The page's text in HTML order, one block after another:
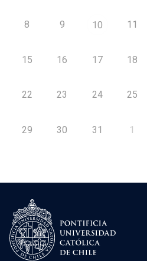
8 9 10 11
15 16 17 18
22 23 24 25
29 30 31 1